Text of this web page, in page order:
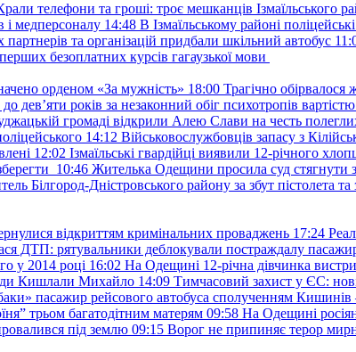
телефони та гроші: троє мешканців Ізмаїльського
і медперсоналу 14:48 В Ізмаїльському районі
та організацій придбали шкільний автобус
безоплатних курсів гагаузької мови
орденом «За мужність» 18:00 Трагічно обірвалося
років за незаконний обіг психотропів
громаді відкрили Алею Слави на честь
14:12 Військовослужбовців запасу з
12:02 Ізмаїльські гвардійці виявили 12-річного
10:46 Жителька Одещини просила суд стягнути з
Білгород-Дністровського району за збут пістолета
відкриттям кримінальних проваджень 17:24
ДТП: рятувальники деблокували постраждалу
у 2014 році 16:02 На Одещині 12-річна дівчинка
Кишлали Михайло 14:09 Тимчасовий захист у ЄС:
пасажир рейсового автобуса сполученням Кишинів
трьом багатодітним матерям 09:58 На Одещині
під землю 09:15 Ворог не припиняє терор